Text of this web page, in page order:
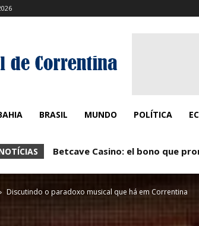
BRASIL MUNDO POLÍTICA
Betcave Casino: el bono que
Betcave Casino: Donde los
Discutindo o paradoxo musical que há em Correntina